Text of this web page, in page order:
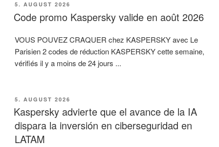
VERÖFFENTLICHT
AM
5. AUGUST 2026
Code promo Kaspersky valide en août 2026
VOUS POUVEZ CRAQUER chez KASPERSKY avec Le
Parisien 2 codes de réduction KASPERSKY cette semaine,
vérifiés il y a moins de 24 jours ...
VERÖFFENTLICHT
AM
5. AUGUST 2026
Kaspersky advierte que el avance de la IA
dispara la inversión en ciberseguridad en
LATAM